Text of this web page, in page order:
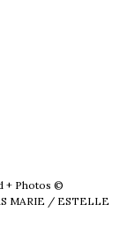
+ Photos ©
MARIE / ESTELLE